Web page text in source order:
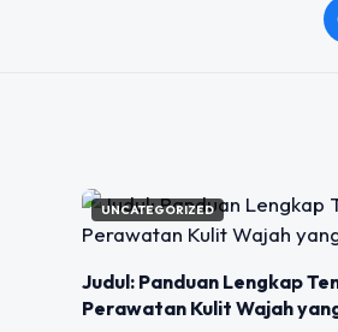
UNCATEGORIZED
Judul: Panduan Lengkap
Perawatan Kulit Wajah